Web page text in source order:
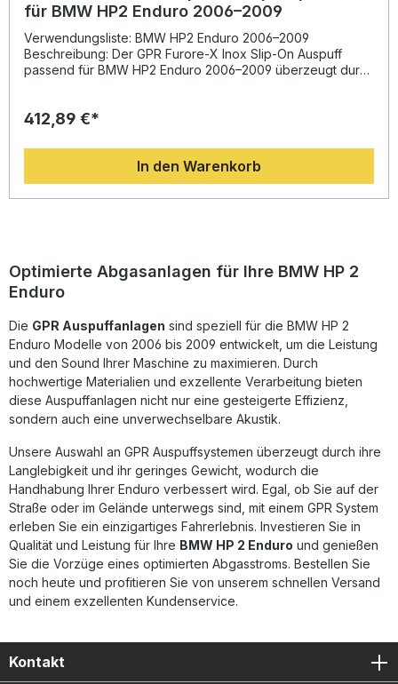
für BMW HP2 Enduro 2006–2009
Verwendungsliste: BMW HP2 Enduro 2006–2009
Beschreibung: Der GPR Furore-X Inox Slip-On Auspuff
passend für BMW HP2 Enduro 2006–2009 überzeugt durch
Gewichtsreduzierung im Vergleich zur Serienanlage und
Drehmomentsteigerung. Das charakteristische Klangbild mit
entferntem, aber auch mit montiertem DB-Killer begeistert
sportlich ambitionierte Fahrerinnen und Fahrer
gleichermaßen.Die Entwicklung basiert auf langjähriger
mit removable DB-Killer und Verbindungsrohr geliefert.
Durch die Plug-&-Play-Montage lässt sich der
Schalldämpfer einfach montieren, dennoch empfehlen wir
Passgenauigkeit und Sicherheit zu gewährleisten. Alle
fahrzeugspezifischen Halterungen und Zubehörteile sind
bereits im Lieferumfang enthalten. Hochwertiger Slip-On
Auspuff aus Edelstahl Homologiert und inklusive
herausnehmbarem DB-Killer Verbesserte Leistung und
Gewichtsersparnis Sportlicher Sound und ansprechendes
Design Plug-&-Play-Montage mit allen erforderlichen
Auspuffanlage Removable DB-Killer Verbindungsrohr
Fahrzeugspezifische Halterungen Montagezubehör
412,89 €*
In den Warenkorb
Optimierte Abgasanlagen für Ihre BMW HP 2
Enduro
Die GPR Auspuffanlagen sind speziell für die BMW HP 2
Enduro Modelle von 2006 bis 2009 entwickelt, um die Leistung
und den Sound Ihrer Maschine zu maximieren. Durch
hochwertige Materialien und exzellente Verarbeitung bieten
diese Auspuffanlagen nicht nur eine gesteigerte Effizienz,
sondern auch eine unverwechselbare Akustik.
Unsere Auswahl an GPR Auspuffsystemen überzeugt durch ihre
Langlebigkeit und ihr geringes Gewicht, wodurch die
Handhabung Ihrer Enduro verbessert wird. Egal, ob Sie auf der
Straße oder im Gelände unterwegs sind, mit einem GPR System
erleben Sie ein einzigartiges Fahrerlebnis. Investieren Sie in
Qualität und Leistung für Ihre BMW HP 2 Enduro und genießen
Sie die Vorzüge eines optimierten Abgasstroms. Bestellen Sie
noch heute und profitieren Sie von unserem schnellen Versand
und einem exzellenten Kundenservice.
Kontakt